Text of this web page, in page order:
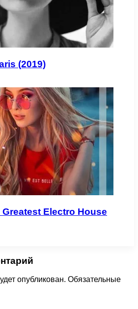
(2019)
Electro House
опубликован. Обязательные